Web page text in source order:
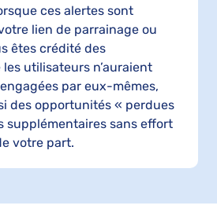
ces alertes sont
lien de parrainage ou
êtes crédité des
utilisateurs n’auraient
par eux-mêmes,
des opportunités « perdues
supplémentaires sans effort
votre part.